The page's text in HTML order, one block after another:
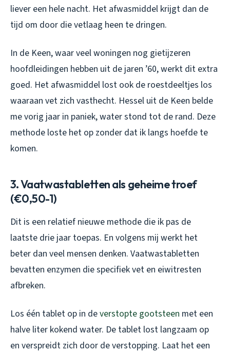
liever een hele nacht. Het afwasmiddel krijgt dan de
tijd om door die vetlaag heen te dringen.
In de Keen, waar veel woningen nog gietijzeren
hoofdleidingen hebben uit de jaren ’60, werkt dit extra
goed. Het afwasmiddel lost ook de roestdeeltjes los
waaraan vet zich vasthecht. Hessel uit de Keen belde
me vorig jaar in paniek, water stond tot de rand. Deze
methode loste het op zonder dat ik langs hoefde te
komen.
3. Vaatwastabletten als geheime troef
(€0,50-1)
Dit is een relatief nieuwe methode die ik pas de
laatste drie jaar toepas. En volgens mij werkt het
beter dan veel mensen denken. Vaatwastabletten
bevatten enzymen die specifiek vet en eiwitresten
afbreken.
Los één tablet op in deverstopte gootsteen met een
halve liter kokend water. De tablet lost langzaam op
en verspreidt zich door de verstopping. Laat het een